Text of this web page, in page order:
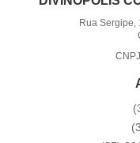
Rua Sergipe,